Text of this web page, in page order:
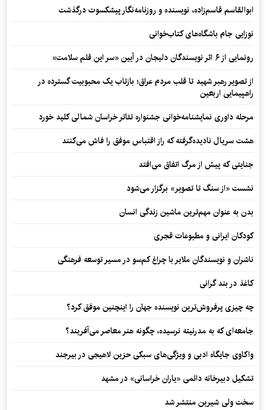
ابوالقاسم قاسم‌زاده، نویسنده و روزنامه‌نگار پیشکسوت درگذشت
نوزایی جام باشگاه‌های کتاب‌خوانی
رونمایی از ۶ اثر نویسندگان دلیجان در آیین «سر این قلم سلامت»
از تصویر رهبر شهید تا قلب مردم عراق؛ بازتاب یک محبوبیت گسترده در
راهپیمایی اربعین
مرحله داوری نمایشنامه‌خوانی جشنواره تئاتر خراسان شمالی کلید خورد
هشت سریال نادیده‌گرفته که راز اقتباس موفق را فاش می‌کنند
جنایتی که پیش از مرگ اتفاق می‌افتد
نشست «از سنگ تا تصویر» برگزار می‌شود
بدن به عنوان مهم‌ترین ماشین زندگی انسان
کودکان ایرانی و مطبوعات قجری
ناشران و نویسندگان ملایر با چراغ کم‌سو در مسیر توسعه فرهنگی
کاغذ در بند گرانی
چه چیزی پرفروش‌ترین نویسنده جهان را اینچنین موفق کرد؟
جامعه‌ای که به مدرنیته نرسیده، چگونه هنر معاصر می‌آفریند؟
واکاوی جایگاه ادبی و ویژگی‌های سبکی حزین لاهیجی در بیرجند
تشکیل دبیرخانه دائمی «یاران خراسانی» در مشهد
سخت ولی شیرین منتشر شد